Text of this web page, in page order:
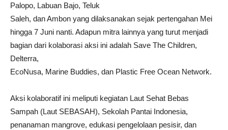
Palopo, Labuan Bajo, Teluk
Saleh, dan Ambon yang dilaksanakan sejak pertengahan Mei
hingga 7 Juni nanti. Adapun mitra lainnya yang turut menjadi
bagian dari kolaborasi aksi ini adalah Save The Children,
Delterra,
EcoNusa, Marine Buddies, dan Plastic Free Ocean Network.
Aksi kolaboratif ini meliputi kegiatan Laut Sehat Bebas
Sampah (Laut SEBASAH), Sekolah Pantai Indonesia,
penanaman mangrove, edukasi pengelolaan pesisir, dan